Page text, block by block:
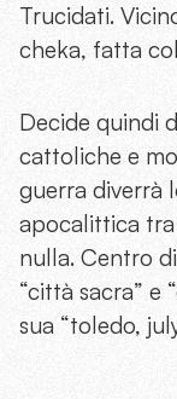
Trucidati.
cheka, fatta
Decide quindi
cattoliche e
guerra diverrà
apocalittica
nulla. Centro
“città sacra” e
sua “toledo,